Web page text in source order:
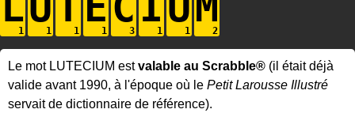
Le mot LUTECIUM estvalable au Scrabble® (il était déjà
valide avant 1990, à l'époque où le Petit Larousse Illustré
servait de dictionnaire de référence).